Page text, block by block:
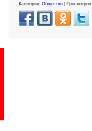
Категория: Общество |